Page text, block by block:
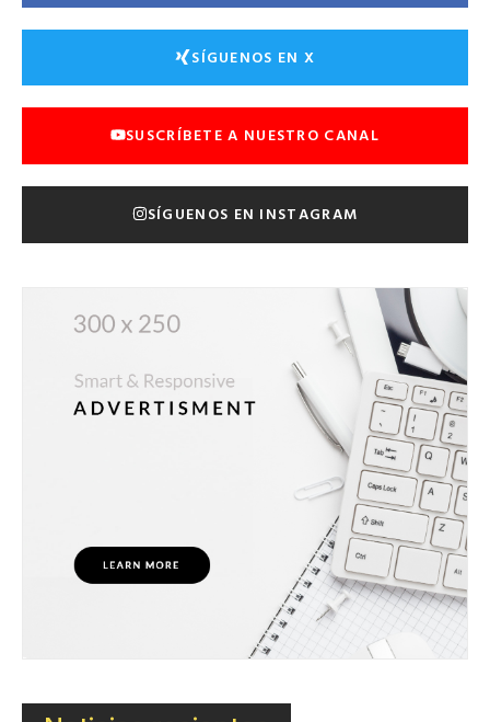
SÍGUENOS EN X
SUSCRÍBETE A NUESTRO CANAL
SÍGUENOS EN INSTAGRAM